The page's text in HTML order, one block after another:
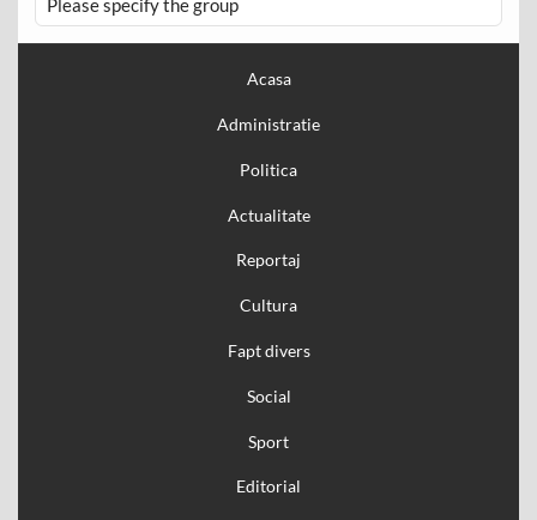
Please specify the group
Acasa
Administratie
Politica
Actualitate
Reportaj
Cultura
Fapt divers
Social
Sport
Editorial